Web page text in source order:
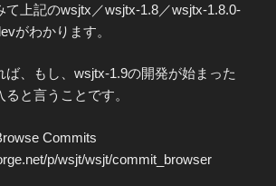
上記のwsjtx／wsjtx-1.8／wsjtx-1.8.0-
がわかります。
、もし、wsjtx-1.9の開発が始まった
と言うことです。
Commits
p/wsjt/wsjt/commit_browser